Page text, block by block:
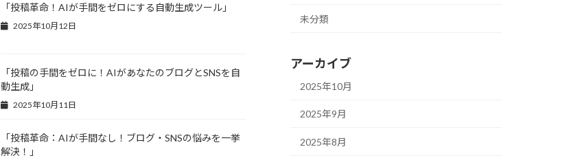
「投稿革命！AIが手間をゼロにする自動生成ツール」
2025年10月12日
「投稿の手間をゼロに！AIがあなたのブログとSNSを自
動生成」
2025年10月11日
「投稿革命：AIが手間なし！ブログ・SNSの悩みを一挙
解決！」
未分類
アーカイブ
2025年10月
2025年9月
2025年8月